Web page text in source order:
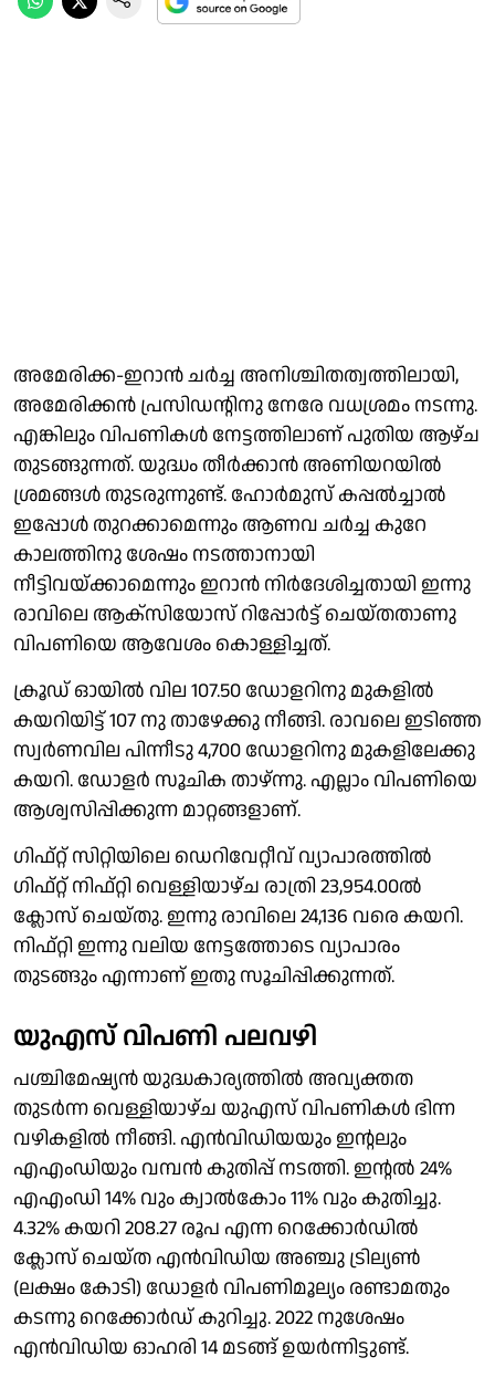
അമേരിക്ക-ഇറാന്‍ ചര്‍ച്ച അനിശ്ചിതത്വത്തിലായി,
അമേരിക്കന്‍ പ്രസിഡന്റിനു നേരേ വധശ്രമം നടന്നു.
എങ്കിലും വിപണികള്‍ നേട്ടത്തിലാണ് പുതിയ ആഴ്ച
തുടങ്ങുന്നത്. യുദ്ധം തീര്‍ക്കാന്‍ അണിയറയില്‍
ശ്രമങ്ങള്‍ തുടരുന്നുണ്ട്. ഹോര്‍മുസ് കപ്പല്‍ച്ചാല്‍
ഇപ്പോള്‍ തുറക്കാമെന്നും ആണവ ചര്‍ച്ച കുറേ
കാലത്തിനു ശേഷം നടത്താനായി
നീട്ടിവയ്ക്കാമെന്നും ഇറാന്‍ നിര്‍ദേശിച്ചതായി ഇന്നു
രാവിലെ ആക്‌സിയോസ് റിപ്പോര്‍ട്ട് ചെയ്തതാണു
വിപണിയെ ആവേശം കൊള്ളിച്ചത്.
ക്രൂഡ് ഓയില്‍ വില 107.50 ഡോളറിനു മുകളില്‍
കയറിയിട്ട് 107 നു താഴേക്കു നീങ്ങി. രാവലെ ഇടിഞ്ഞ
സ്വര്‍ണവില പിന്നീടു 4,700 ഡോളറിനു മുകളിലേക്കു
കയറി. ഡോളര്‍ സൂചിക താഴ്ന്നു. എല്ലാം വിപണിയെ
ആശ്വസിപ്പിക്കുന്ന മാറ്റങ്ങളാണ്.
ഗിഫ്റ്റ് സിറ്റിയിലെ ഡെറിവേറ്റീവ് വ്യാപാരത്തില്‍
ഗിഫ്റ്റ് നിഫ്റ്റി വെള്ളിയാഴ്ച രാത്രി 23,954.00ല്‍
ക്ലോസ് ചെയ്തു. ഇന്നു രാവിലെ 24,136 വരെ കയറി.
നിഫ്റ്റി ഇന്നു വലിയ നേട്ടത്തോടെ വ്യാപാരം
തുടങ്ങും എന്നാണ് ഇതു സൂചിപ്പിക്കുന്നത്.
യുഎസ് വിപണി പലവഴി
പശ്ചിമേഷ്യന്‍ യുദ്ധകാര്യത്തില്‍ അവ്യക്തത
തുടര്‍ന്ന വെള്ളിയാഴ്ച യുഎസ് വിപണികള്‍ ഭിന്ന
വഴികളില്‍ നീങ്ങി. എന്‍വിഡിയയും ഇന്റലും
എഎംഡിയും വമ്പന്‍ കുതിപ്പ് നടത്തി. ഇന്റല്‍ 24%
എഎംഡി 14% വും ക്വാല്‍കോം 11% വും കുതിച്ചു.
4.32% കയറി 208.27 രൂപ എന്ന റെക്കോര്‍ഡില്‍
ക്ലോസ് ചെയ്ത എന്‍വിഡിയ അഞ്ചു ട്രില്യണ്‍
(ലക്ഷം കോടി) ഡോളര്‍ വിപണിമൂല്യം രണ്ടാമതും
കടന്നു റെക്കോര്‍ഡ് കുറിച്ചു. 2022 നുശേഷം
എന്‍വിഡിയ ഓഹരി 14 മടങ്ങ് ഉയര്‍ന്നിട്ടുണ്ട്.